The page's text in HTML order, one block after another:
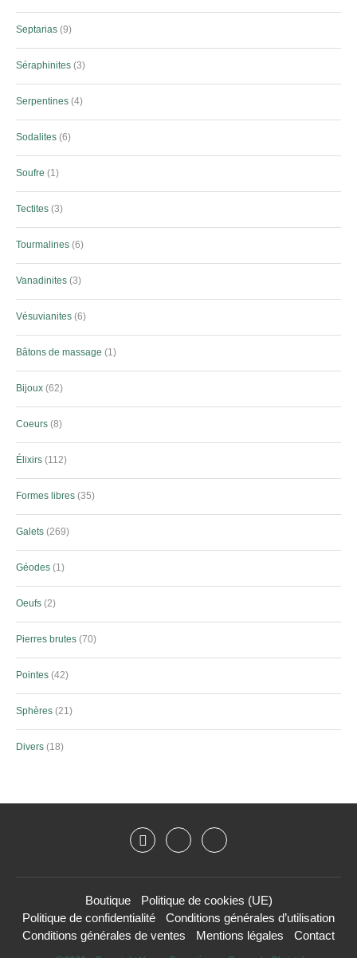
Septarias 9
Séraphinites 3
Serpentines 4
Sodalites 6
Soufre 1
Tectites 3
Tourmalines 6
Vanadinites 3
Vésuvianites 6
Bâtons de massage 1
Bijoux 62
Coeurs 8
Élixirs 112
Formes libres 35
Galets 269
Géodes 1
Oeufs 2
Pierres brutes 70
Pointes 42
Sphères 21
Divers 18
Boutique
Politique de cookies (UE)
Politique de confidentialité
Conditions générales d’utilisation
Conditions générales de ventes
Mentions légales Contact